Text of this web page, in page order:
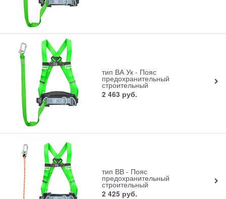
тип ВА Ук - Пояс
предохранительный
строительный
2 463 руб.
тип ВВ - Пояс
предохранительный
строительный
2 425 руб.